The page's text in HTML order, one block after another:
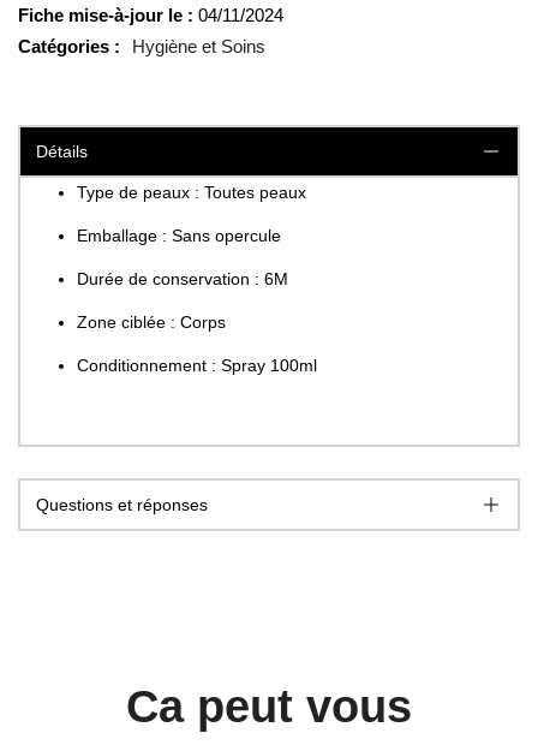
Fiche mise-à-jour le : 04/11/2024
Catégories :
Hygiène et Soins
Détails
Type de peaux : Toutes peaux
Emballage : Sans opercule
Durée de conservation : 6M
Zone ciblée : Corps
Conditionnement : Spray 100ml
Questions et réponses
Ca peut vous